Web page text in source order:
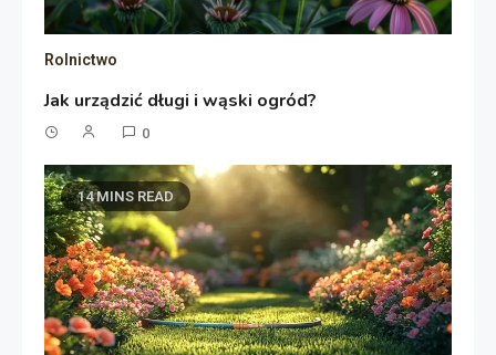
Rolnictwo
Jak urządzić długi i wąski ogród?
0
14 MINS READ